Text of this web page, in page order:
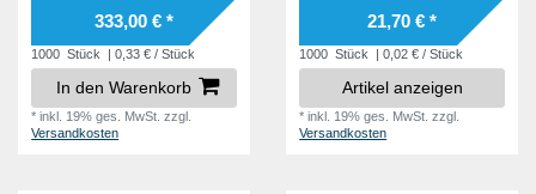
333,00 € *
1000 Stück | 0,33 € / Stück
In den Warenkorb
*inkl. 19% ges. MwSt. zzgl.
Versandkosten
21,70 € *
1000 Stück | 0,02 € / Stück
Artikel anzeigen
*inkl. 19% ges. MwSt. zzgl.
Versandkosten